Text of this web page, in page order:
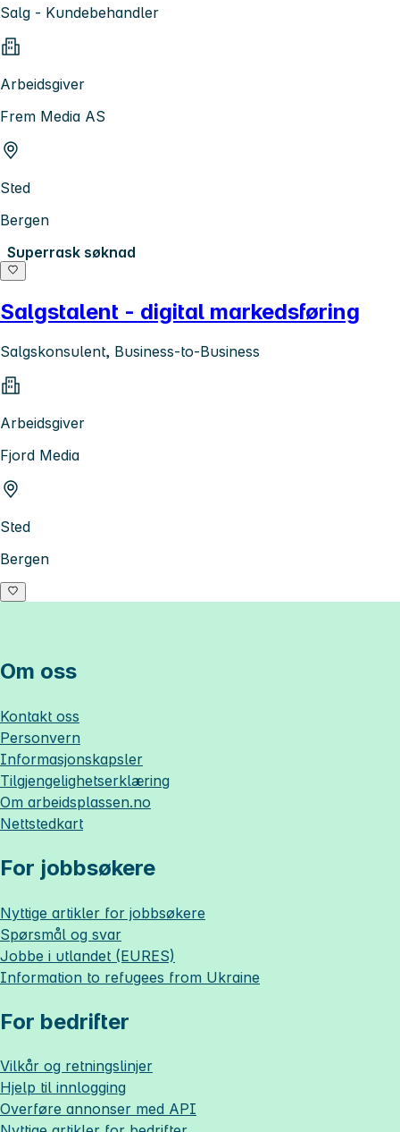
Salg - Kundebehandler
Arbeidsgiver
Frem Media AS
Sted
Bergen
Superrask søknad
Salgstalent - digital markedsføring
Salgskonsulent, Business-to-Business
Arbeidsgiver
Fjord Media
Sted
Bergen
Om oss
Kontakt oss
Personvern
Informasjonskapsler
Tilgjengelighetserklæring
Om arbeidsplassen.no
Nettstedkart
For jobbsøkere
Nyttige artikler for jobbsøkere
Spørsmål og svar
Jobbe i utlandet (EURES)
Information to refugees from Ukraine
For bedrifter
Vilkår og retningslinjer
Hjelp til innlogging
Overføre annonser med API